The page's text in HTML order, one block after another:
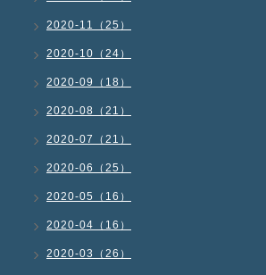
2020-11（25）
2020-10（24）
2020-09（18）
2020-08（21）
2020-07（21）
2020-06（25）
2020-05（16）
2020-04（16）
2020-03（26）